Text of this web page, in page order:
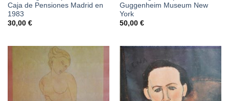
Caja de Pensiones Madrid en
1983
30,00 €
Guggenheim Museum New
York
50,00 €